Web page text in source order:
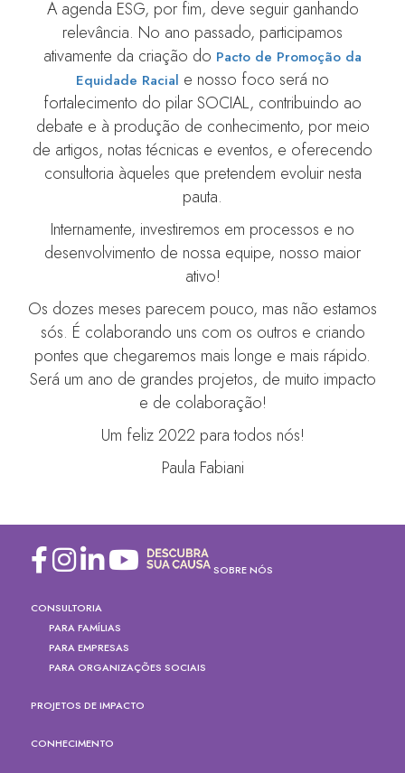
A agenda ESG, por fim, deve seguir ganhando
relevância. No ano passado, participamos
ativamente da criação do Pacto de Promoção da
Equidade Racial e nosso foco será no
fortalecimento do pilar SOCIAL, contribuindo ao
debate e à produção de conhecimento, por meio
de artigos, notas técnicas e eventos, e oferecendo
consultoria àqueles que pretendem evoluir nesta
pauta.
Internamente, investiremos em processos e no
desenvolvimento de nossa equipe, nosso maior
ativo!
Os dozes meses parecem pouco, mas não estamos
sós. É colaborando uns com os outros e criando
pontes que chegaremos mais longe e mais rápido.
Será um ano de grandes projetos, de muito impacto
e de colaboração!
Um feliz 2022 para todos nós!
Paula Fabiani
SOBRE NÓS
CONSULTORIA
PARA FAMÍLIAS
PARA EMPRESAS
PARA ORGANIZAÇÕES SOCIAIS
PROJETOS DE IMPACTO
CONHECIMENTO